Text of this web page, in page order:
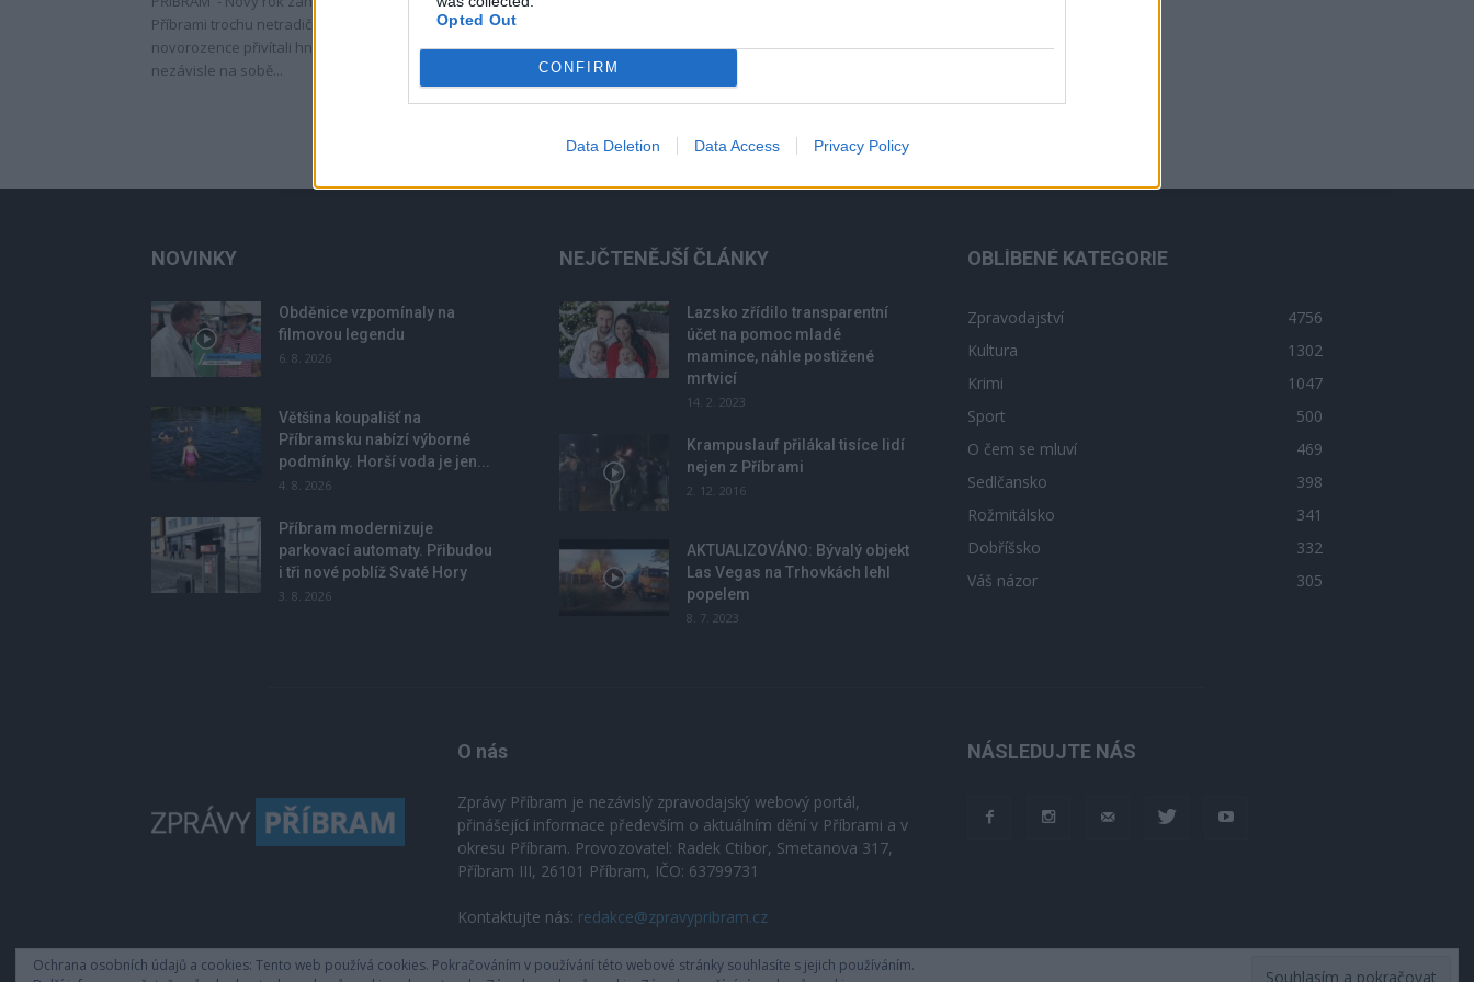
Opted Out
CONFIRM
Data Deletion Data Access Privacy Policy
Příbrami trochu netradičně, protože jako první
novorozence přivítali hned dvě miminka, která se
nezávisle na sobě...
Horou připomněli prostřednictvím tradičního Dne
divadla nejen nedožité sté narozeniny významného
NOVINKY
Obděnice vzpomínaly na
filmovou legendu
6. 8. 2026
Většina koupališť na
Příbramsku nabízí výborné
podmínky. Horší voda je jen...
4. 8. 2026
Příbram modernizuje
parkovací automaty. Přibudou
i tři nové poblíž Svaté Hory
3. 8. 2026
NEJČTENĚJŠÍ ČLÁNKY
Lazsko zřídilo transparentní
účet na pomoc mladé
mamince, náhle postižené
mrtvicí
14. 2. 2023
Krampuslauf přilákal tisíce lidí
nejen z Příbrami
2. 12. 2016
AKTUALIZOVÁNO: Bývalý objekt
Las Vegas na Trhovkách lehl
popelem
8. 7. 2023
OBLÍBENÉ KATEGORIE
Zpravodajství
4756
Kultura
1302
Krimi
1047
Sport
500
O čem se mluví
469
Sedlčansko
398
Rožmitálsko
341
Dobříšsko
332
Váš názor
305
O nás
Zprávy Příbram je nezávislý zpravodajský webový portál,
přinášející informace především o aktuálním dění v Příbrami a v
okresu Příbram. Provozovatel: Radek Ctibor, Smetanova 317,
Příbram III, 26101 Příbram, IČO: 63799731
Kontaktujte nás: redakce@zpravypribram.cz
NÁSLEDUJTE NÁS
Ochrana osobních údajů a cookies: Tento web používá cookies. Pokračováním v používání této webové stránky souhlasíte s jejich používáním.